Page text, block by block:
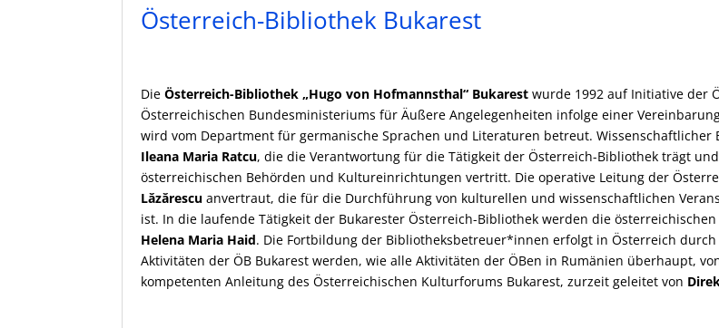
Österreich-Bibliothek Bukarest
DieÖsterreich-Bibliothek „Hugo von Hofmannsthal“ Bukarest wurde 1992 auf Initiative der
Österreichischen Bundesministeriums für Äußere Angelegenheiten infolge einer
wird vom Department für germanische Sprachen und Literaturen betreut.
Ileana Maria Ratcu, die die Verantwortung für die Tätigkeit der Österreich-Bibliothek trägt
österreichischen Behörden und Kultureinrichtungen vertritt. Die operative Leitung der
Lăzărescu anvertraut, die für die Durchführung von kulturellen und wissenschaftlichen
ist. In die laufende Tätigkeit der Bukarester Österreich-Bibliothek werden die
Helena Maria Haid. Die Fortbildung der Bibliotheksbetreuer*innen erfolgt in Österreich
Aktivitäten der ÖB Bukarest werden, wie alle Aktivitäten der ÖBen in Rumänien überhaupt,
kompetenten Anleitung des Österreichischen Kulturforums Bukarest, zurzeit geleitet von